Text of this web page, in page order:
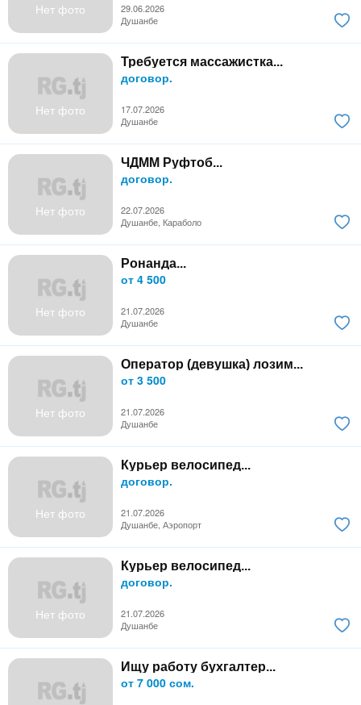
Нет фото
29.06.2026
Душанбе
Нет фото
Требуется массажистка...
договор.
17.07.2026
Душанбе
Нет фото
ЧДММ Руфтоб...
договор.
22.07.2026
Душанбе, Караболо
Нет фото
Ронанда...
от 4 500
21.07.2026
Душанбе
Нет фото
Оператор (девушка) лозим...
от 3 500
21.07.2026
Душанбе
Нет фото
Курьер велосипед...
договор.
21.07.2026
Душанбе, Аэропорт
Нет фото
Курьер велосипед...
договор.
21.07.2026
Душанбе
Ищу работу бухгалтер...
от 7 000 сом.